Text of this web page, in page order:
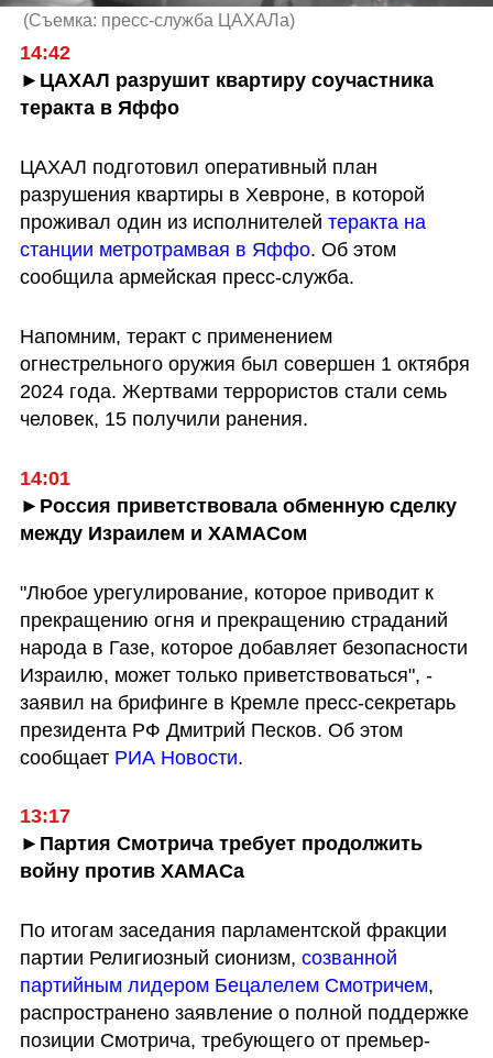
(Съемка: пресс-служба ЦАХАЛа)
14:42
►ЦАХАЛ разрушит квартиру соучастника
теракта в Яффо
ЦАХАЛ подготовил оперативный план
разрушения квартиры в Хевроне, в которой
проживал один из исполнителей теракта на
станции метротрамвая в Яффо. Об этом
сообщила армейская пресс-служба.
Напомним, теракт с применением
огнестрельного оружия был совершен 1 октября
2024 года. Жертвами террористов стали семь
человек, 15 получили ранения.
14:01
►Россия приветствовала обменную сделку
между Израилем и ХАМАСом
"Любое урегулирование, которое приводит к
прекращению огня и прекращению страданий
народа в Газе, которое добавляет безопасности
Израилю, может только приветствоваться", -
заявил на брифинге в Кремле пресс-секретарь
президента РФ Дмитрий Песков. Об этом
сообщает РИА Новости.
13:17
►Партия Смотрича требует продолжить
войну против ХАМАСа
По итогам заседания парламентской фракции
партии Религиозный сионизм, созванной
партийным лидером Бецалелем Смотричем,
распространено заявление о полной поддержке
позиции Смотрича, требующего от премьер-